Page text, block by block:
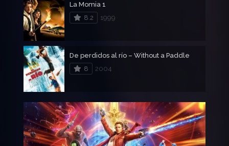
La Momia 1
8.2
1999
De perdidos al río – Without a Paddle
8
2004